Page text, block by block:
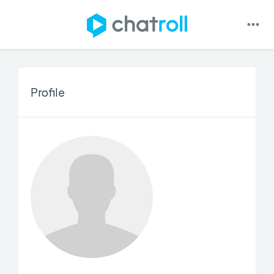
Profile